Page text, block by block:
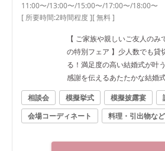
11:00〜/13:00〜/15:00〜/17:00〜/18:00〜
[ 所要時間:2時間程度][ 無料 ]
【 ご家族や親しいご友人の
の特別フェア 】少人数でも貸
る！満足度の高い結婚式が叶
感謝を伝えるあたたかな結婚
相談会
模擬挙式 模擬披露宴
会場コーディネート
料理・引出物な